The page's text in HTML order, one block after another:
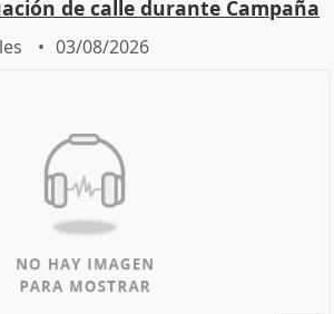
de calle durante Campaña
03/08/2026